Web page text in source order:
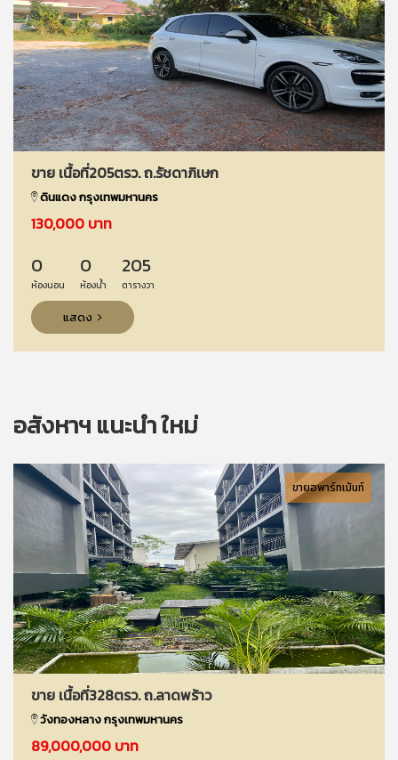
ขาย เนื้อที่205ตรว. ถ.รัชดาภิเษก
ดินแดง กรุงเทพมหานคร
130,000 บาท
0
ห้องนอน
0
ห้องน้ำ
205
ตารางวา
แสดง
อสังหาฯ แนะนำ ใหม่
ขายอพาร์ทเม้นท์
ขาย เนื้อที่328ตรว. ถ.ลาดพร้าว
วังทองหลาง กรุงเทพมหานคร
89,000,000 บาท